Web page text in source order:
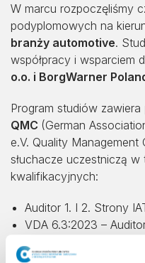
W marcu rozpoczęliśmy
podyplomowych na
branży automotive.
współpracy i wsparciem
o.o. i BorgWarner
Program studiów zawiera
QMC (German
e.V. Quality
słuchacze uczestniczą w
kwalifikacyjnych:
Auditor 1. I 2. Strony
VDA 6.3:2023 –